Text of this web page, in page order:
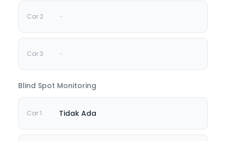
-
-
Blind Spot Monitoring
Tidak Ada